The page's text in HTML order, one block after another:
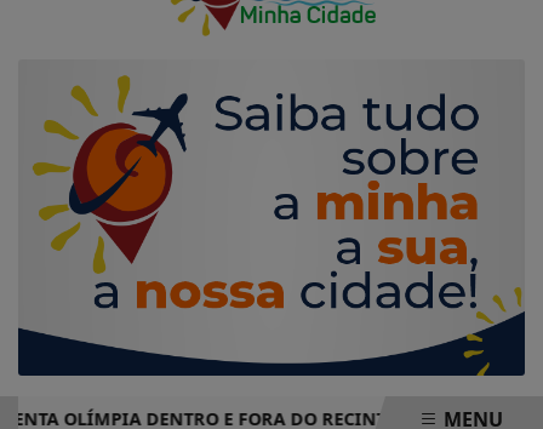
OLÍMPIA DENTRO E FORA DO RECINTO CAMPANHA
MENU